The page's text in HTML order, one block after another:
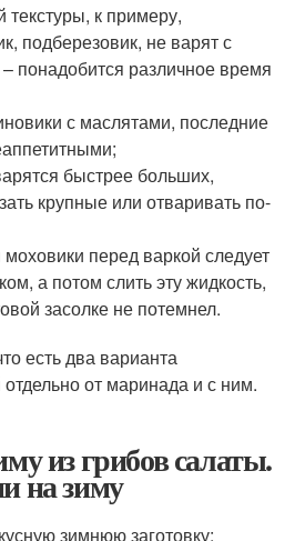
к примеру,
подберезовик, не варят с
понадобится различное время
с маслятами, последние
быстрее больших,
крупные или отваривать по-
перед варкой следует
а потом слить эту жидкость,
засолке не потемнел.
есть два варианта
от маринада и с ним.
из грибов салаты.
на зиму
зимнюю заготовку: